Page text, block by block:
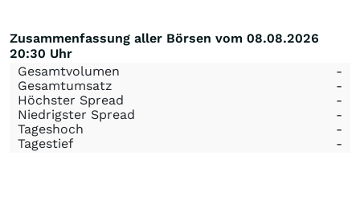
Zusammenfassung aller Börsen vom 08.08.2026
20:30 Uhr
Gesamtvolumen
-
Gesamtumsatz
-
Höchster Spread
-
Niedrigster Spread
-
Tageshoch
-
Tagestief
-